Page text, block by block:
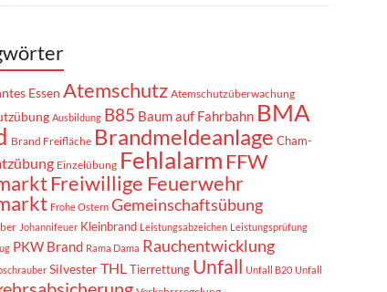
Essen Atemschutz Atemschutzüberwachung
Ausbildung B85 Baum auf Fahrbahn BMA
Brand Freifläche Brandmeldeanlage Cham-
Einzelübung Fehlalarm FFW
Freiwillige Feuerwehr
Frohe Ostern Gemeinschaftsübung
Johannifeuer Kleinbrand Leistungsabzeichen Leistungsprüfung
PKW Brand Rama Dama Rauchentwicklung
SilvesterTHLTierrettung Unfall Unfall B20 Unfall